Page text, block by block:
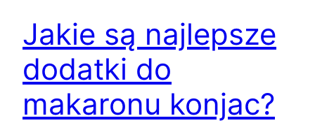
Jakie są najlepsze
dodatki do
makaronu konjac?